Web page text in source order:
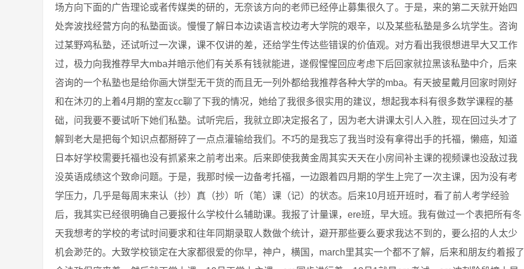
场方向下面的广告理论或者传媒类的研的，无奈该方向的老师已经停止募集很久了。于是，来的第二天就开始四
处奔波找经营方向的私塾面谈。慢慢了解日本边读语言校边考大学院的艰辛，以及某些私塾是多么坑学生。咨询
过某野鸡私塾，还试听过一次课，课不仅讲的差，还给学生传达些错误的价值观。对方看出我很想进早大又工作
过，极力向我推荐早大mba并暗示他们有关系有钱就能进，遂假惺惺回应考虑下后回家就拉黑该私塾中介，后来
咨询的一个私塾也是给你画大饼型无干货的而且无一列外都给我推荐各种大学的mba。有天披星戴月回家时刚好
和在沐刃的上着4月期的室友cc聊了下我的情况，她给了我很多很实用的建议，想起我本科有很多数学课程的基
础，问我要不要试听下她们私塾。试听完后，我就立即决定报名了，因为老大讲课太引人入胜，现在回过头才了
解到老大是把每个知识点都掰碎了一点点灌输给我们。不巧的是我忘了我当时没有拿得出手的托福，懒癌，知道
日本好学校需要托福也没有抓紧来之前考出来。后来即使我黄金周其实天天在小房间补主课的视频课也没敌过我
没英语成绩这个致命问题。于是，我那时候一边备考托福，一边跟着四月期的学生上完了一次主课，因为没有考
学压力，几乎是每周末来认（抄）真（抄）听（笔）课（记）的状态。后来10月班开班时，看了前人考学经验
后，我其实已经很明确自己要报什么学校什么辅助课。我报了计量课，ere班，早大班。我有做过一个表把所有冬
天我想考的学校的考试时间要求和往年同期录取人数做个统计，避开那些要么要求我达不到的，要么招的人太少
机会渺茫的。大致学校锁定在大家都很爱的你早，神户，横国，march里其实一个都不了解，后来和朋友约着报了